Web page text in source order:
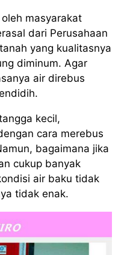
masyarakat
dari Perusahaan
yang kualitasnya
diminum. Agar
air direbus
kecil,
cara merebus
bagaimana jika
cukup banyak
air baku tidak
tidak enak.